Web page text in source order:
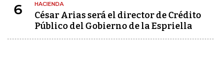
6 HACIENDA
César Arias será el director de Crédito
Público del Gobierno de la Espriella